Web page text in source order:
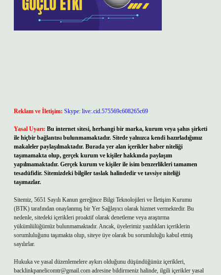
Reklam ve İletişim: Skype: live:.cid.575569c608265c69
Yasal Uyarı: Bu internet sitesi, herhangi bir marka, kurum veya şahıs şirketi
ile hiçbir bağlantısı bulunmamaktadır. Sitede yalnızca kendi hazırladığımız
makaleler paylaşılmaktadır. Burada yer alan içerikler haber niteliği
taşımamakta olup, gerçek kurum ve kişiler hakkında paylaşım
yapılmamaktadır. Gerçek kurum ve kişiler ile isim benzerlikleri tamamen
tesadüfidir. Sitemizdeki bilgiler taslak halindedir ve tavsiye niteliği
taşımazlar.
Sitemiz, 5651 Sayılı Kanun gereğince Bilgi Teknolojileri ve İletişim Kurumu
(BTK) tarafından onaylanmış bir Yer Sağlayıcı olarak hizmet vermektedir. Bu
nedenle, sitedeki içerikleri proaktif olarak denetleme veya araştırma
yükümlülüğümüz bulunmamaktadır. Ancak, üyelerimiz yazdıkları içeriklerin
sorumluluğunu taşımakta olup, siteye üye olarak bu sorumluluğu kabul etmiş
sayılırlar.
Hukuka ve yasal düzenlemelere aykırı olduğunu düşündüğünüz içerikleri,
backlinkpanelicomtr@gmail.com adresine bildirmeniz halinde, ilgili içerikler yasal